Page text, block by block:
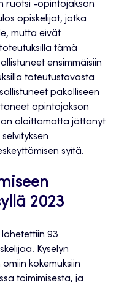
ruotsi -opintojakson
opiskelijat, jotka
mutta eivät
tämä
ensimmäisiin
toteutustavasta
pakolliseen
opintojakson
aloittamatta jättänyt
syitä.
2023
lähetettiin 93
Kyselyn
kokemuksiin
toimimisesta, ja